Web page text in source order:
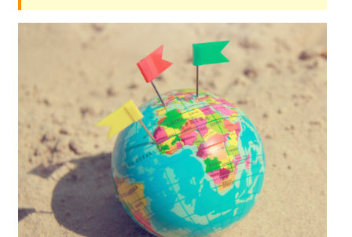
Help?
Packing
Shipping
documents